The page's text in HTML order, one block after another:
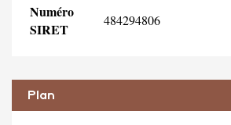
Numéro
SIRET
484294806
Plan